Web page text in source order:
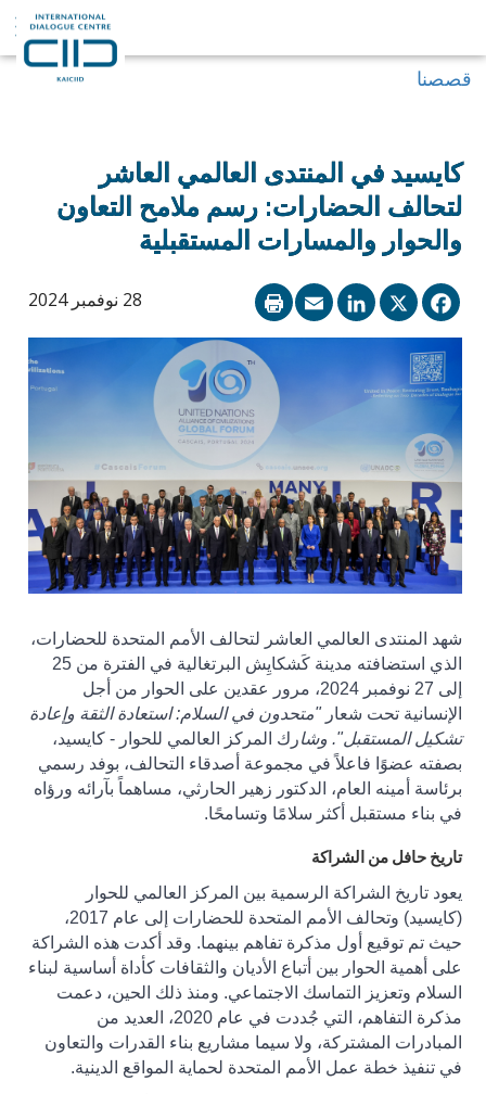
قصصنا
كايسيد في المنتدى العالمي العاشر
لتحالف الحضارات: رسم ملامح التعاون
والحوار والمسارات المستقبلية
28 نوفمبر 2024 Facebook
X
LinkedIn
Email
شهد المنتدى العالمي العاشر لتحالف الأمم المتحدة للحضارات،
الذي استضافته مدينة كَشكايِش البرتغالية في الفترة من 25
إلى 27 نوفمبر 2024، مرور عقدين على الحوار من أجل
الإنسانية تحت شعار"متحدون في السلام: استعادة الثقة وإعادة
تشكيل المستقبل". وشارك المركز العالمي للحوار - كايسيد،
بصفته عضوًا فاعلاً في مجموعة أصدقاء التحالف، بوفد رسمي
برئاسة أمينه العام، الدكتور زهير الحارثي، مساهماً بآرائه ورؤاه
في بناء مستقبل أكثر سلامًا وتسامحًا.
تاريخ حافل من الشراكة
يعود تاريخ الشراكة الرسمية بين المركز العالمي للحوار
(كايسيد) وتحالف الأمم المتحدة للحضارات إلى عام 2017،
حيث تم توقيع أول مذكرة تفاهم بينهما. وقد أكدت هذه الشراكة
على أهمية الحوار بين أتباع الأديان والثقافات كأداة أساسية لبناء
السلام وتعزيز التماسك الاجتماعي. ومنذ ذلك الحين، دعمت
مذكرة التفاهم، التي جُددت في عام 2020، العديد من
المبادرات المشتركة، ولا سيما مشاريع بناء القدرات والتعاون
في تنفيذ خطة عمل الأمم المتحدة لحماية المواقع الدينية.